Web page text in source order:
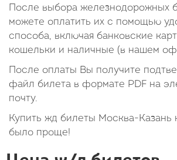
После выбора железнодорожных
можете оплатить их с помощью
способа, включая банковские
кошельки и наличные (в нашем
После оплаты Вы получите
файл билета в формате PDF на
почту.
Купить жд билеты Москва-Казань
было проще!